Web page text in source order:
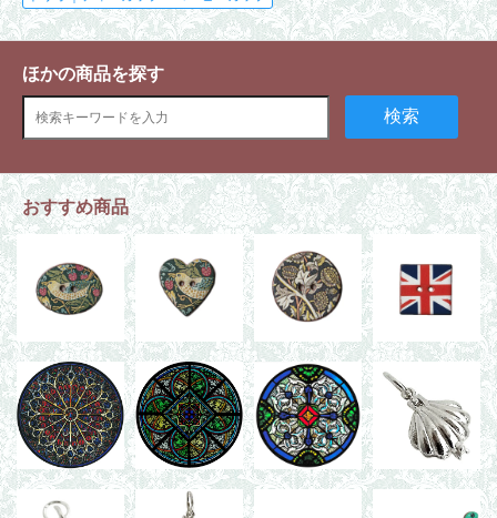
ほかの商品を探す
検索
おすすめ商品